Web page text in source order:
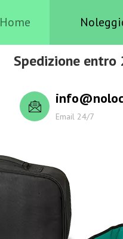
Home
Spedizione entro
Email 24/7